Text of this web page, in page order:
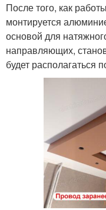
После того, как
монтируется
основой для
направляющих,
будет располагаться